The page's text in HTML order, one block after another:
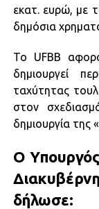
εκατ. ευρώ, με
δημόσια
Το UFBB αφορά
δημιουργεί
ταχύτητας
στον
δημιουργία της
Ο
δήλωσε: